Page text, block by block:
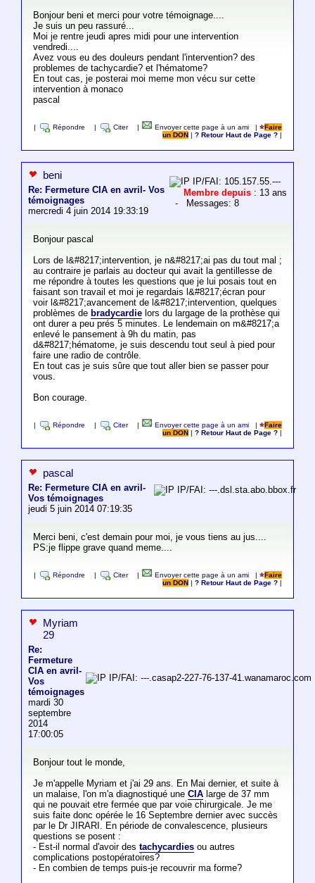
Bonjour beni et merci pour votre témoignage....
Je suis un peu rassuré...
Moi je rentre jeudi apres midi pour une intervention
vendredi....
Avez vous eu des douleurs pendant l'intervention? des
problemes de tachycardie? et l'hématome?
En tout cas, je posterai moi meme mon vécu sur cette
intervention à monaco
pascal
Répondre Citer Envoyer cette page à un ami |
Faire
un DON
|? Retour Haut de Page ?
beni
Re: Fermeture CIA en avril- Vos
témoignages
mercredi 4 juin 2014 19:33:19
IP/FAI: 105.157.55.---
Membre depuis : 13 ans
- Messages: 8
Bonjour pascal
Lors de l&#8217;intervention, je n&#8217;ai pas du tout mal ;
au contraire je parlais au docteur qui avait la gentillesse de
me répondre à toutes les questions que je lui posais tout en
faisant son travail et moi je regardais l&#8217;écran pour
voir l&#8217;avancement de l&#8217;intervention, quelques
problèmes de bradycardielors du largage de la prothèse qui
ont durer a peu prés 5 minutes. Le lendemain on m&#8217;a
enlevé le pansement à 9h du matin, pas
d&#8217;hématome, je suis descendu tout seul à pied pour
faire une radio de contrôle.
En tout cas je suis sûre que tout aller bien se passer pour
vous.
Bon courage.
Répondre Citer Envoyer cette page à un ami |
Faire
un DON
|? Retour Haut de Page ?
pascal
Re: Fermeture CIA en avril-
Vos témoignages
jeudi 5 juin 2014 07:19:35
IP/FAI: ---.dsl.sta.abo.bbox.fr
Merci beni, c'est demain pour moi, je vous tiens au jus....
PS:je flippe grave quand meme....
Répondre Citer Envoyer cette page à un ami |
Faire
un DON
|? Retour Haut de Page ?
Myriam
29
Re:
Fermeture
CIA en avril-
Vos
témoignages
mardi 30
septembre
2014
17:00:05
IP/FAI: ---.casap2-227-76-137-41.wanamaroc.com
Bonjour tout le monde,
Je m'appelle Myriam et j'ai 29 ans. En Mai dernier, et suite à
un malaise, l'on m'a diagnostiqué une CIAlarge de 37 mm
qui ne pouvait etre fermée que par voie chirurgicale. Je me
suis faite donc opérée le 16 Septembre dernier avec succès
par le Dr JIRARI. En période de convalescence, plusieurs
questions se posent :
- Est-il normal d'avoir des tachycardiesou autres
complications postopératoires?
- En combien de temps puis-je recouvrir ma forme?